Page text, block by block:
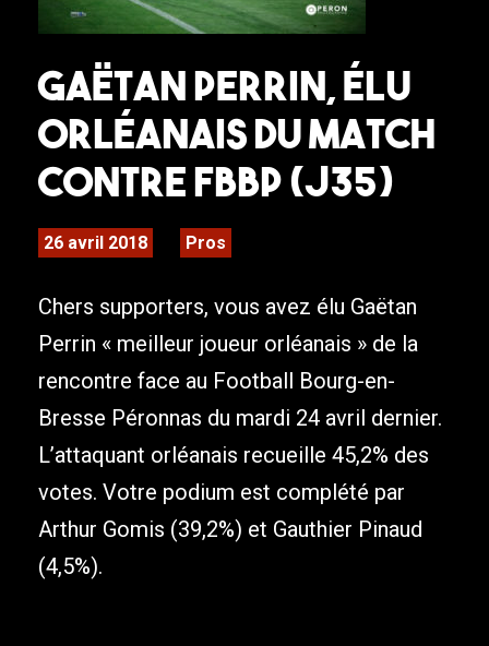
Gaëtan Perrin, élu
orléanais du match
contre FBBP (J35)
26 avril 2018 Pros
Chers supporters, vous avez élu Gaëtan
Perrin « meilleur joueur orléanais » de la
rencontre face au Football Bourg-en-
Bresse Péronnas du mardi 24 avril dernier.
L’attaquant orléanais recueille 45,2% des
votes. Votre podium est complété par
Arthur Gomis (39,2%) et Gauthier Pinaud
(4,5%).